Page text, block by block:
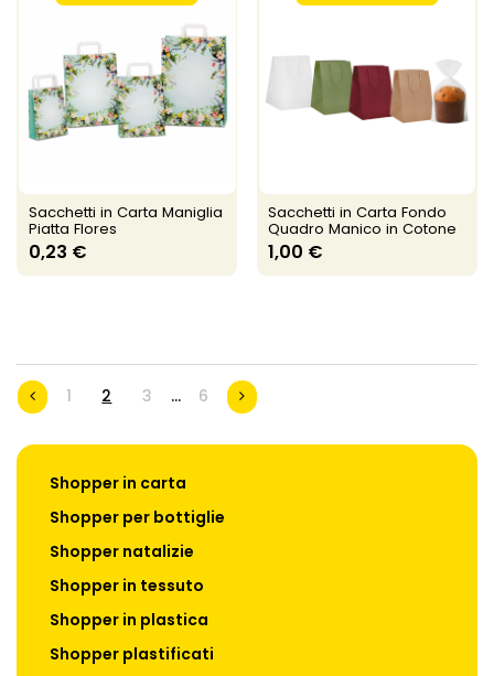
Sacchetti in Carta Maniglia
Piatta Flores
0,23 €
Sacchetti in Carta Fondo
Quadro Manico in Cotone
1,00 €
1 2 3 … 6
Shopper in carta
Shopper per bottiglie
Shopper natalizie
Shopper in tessuto
Shopper in plastica
Shopper plastificati